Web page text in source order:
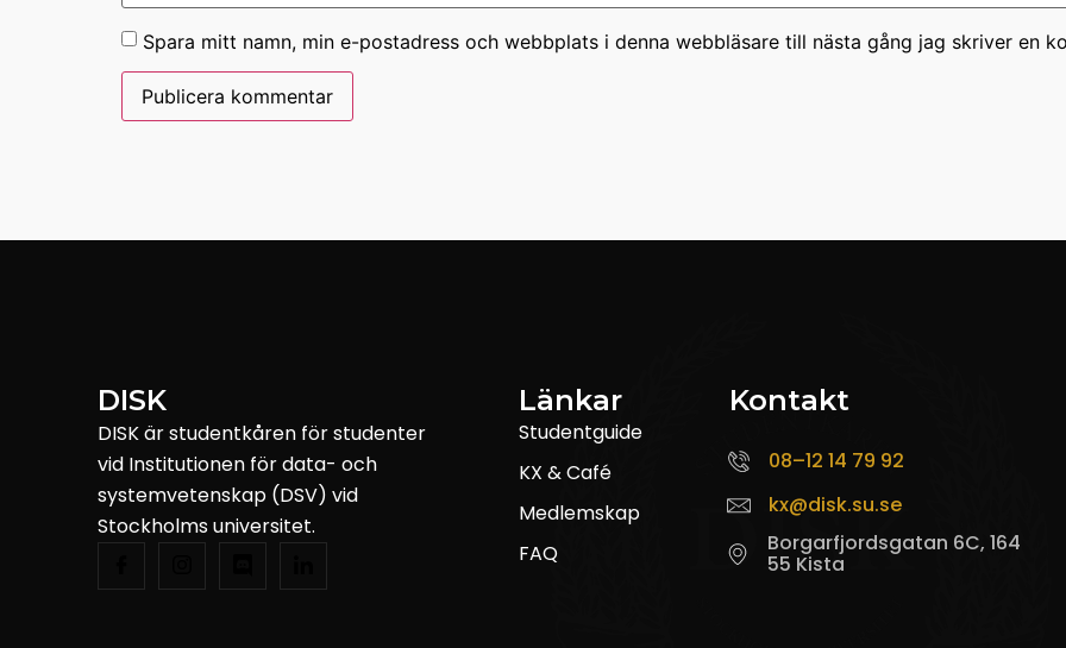
Spara mitt namn, min e-postadress och webbplats i denna webbläsare till nästa gång jag skriver en
DISK
DISK är studentkåren för studenter
vid Institutionen för data- och
systemvetenskap (DSV) vid
Stockholms universitet.
Länkar
Studentguide
KX & Café
Medlemskap
FAQ
Kontakt
08–12 14 79 92
kx@disk.su.se
Borgarfjordsgatan 6C, 164
55 Kista